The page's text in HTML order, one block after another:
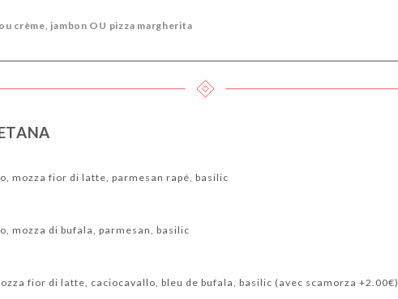
crème, jambon OU pizza margherita
mozza fior di latte, parmesan rapé, basilic
mozza di bufala, parmesan, basilic
fior di latte, caciocavallo, bleu de bufala, basilic (avec scamorza +2.00€)